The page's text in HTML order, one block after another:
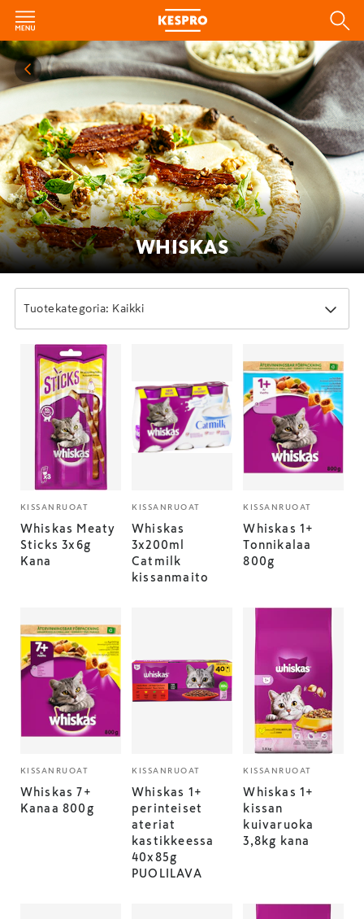
WHISKAS
Tuotekategoria: Kaikki
KISSANRUOAT
Whiskas Meaty
Sticks 3x6g
Kana
KISSANRUOAT
Whiskas
3x200ml
Catmilk
kissanmaito
KISSANRUOAT
Whiskas 1+
Tonnikalaa
800g
KISSANRUOAT
Whiskas 7+
Kanaa 800g
KISSANRUOAT
Whiskas 1+
perinteiset
ateriat
kastikkeessa
40x85g
PUOLILAVA
KISSANRUOAT
Whiskas 1+
kissan
kuivaruoka
3,8kg kana